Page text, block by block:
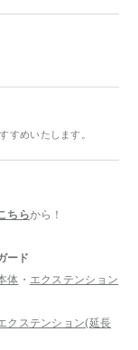
すめいたします。
ちらから！
ード
体 ・ エクステンション
クステンション(延長